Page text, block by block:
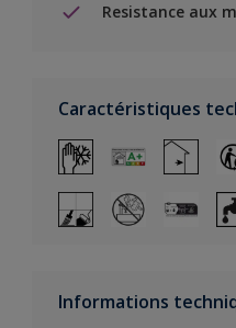
Resistance aux
Caractéristiques
Informations